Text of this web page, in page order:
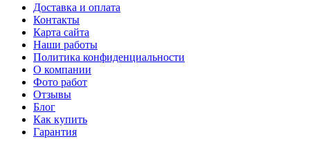
Доставка и оплата
Контакты
Карта сайта
Наши работы
Политика конфиденциальности
О компании
Фото работ
Отзывы
Блог
Как купить
Гарантия